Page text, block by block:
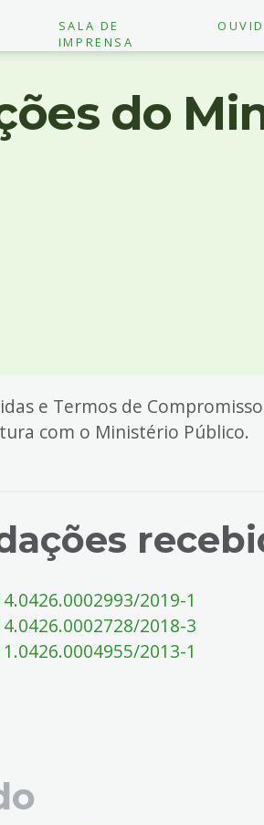
SALA DE
IMPRENSA
do
e Termos de
com o Ministério Público.
2019-1
2018-3
2013-1